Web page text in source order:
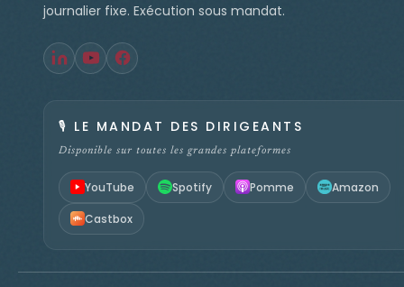
journalier fixe. Exécution sous mandat.
🎙️ LE MANDAT DES DIRIGEANTS
Disponible sur toutes les grandes plateformes
YouTube Spotify Pomme Amazon
Castbox